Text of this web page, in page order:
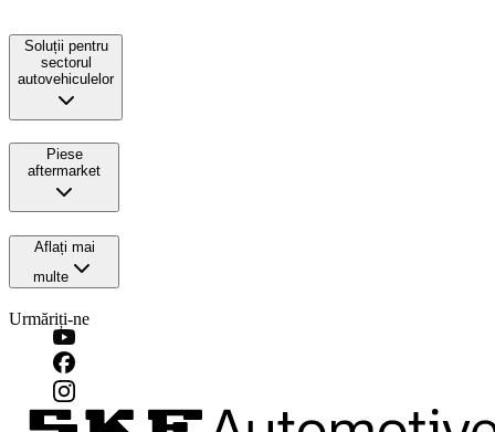
Soluții pentru
sectorul
autovehiculelor
Piese
aftermarket
Aflați mai
multe
Urmăriți-ne